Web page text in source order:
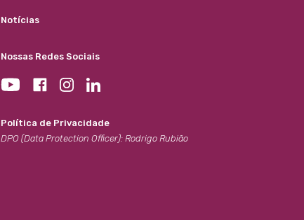
Notícias
Nossas Redes Sociais
Política de Privacidade
DPO (Data Protection Officer): Rodrigo Rubião